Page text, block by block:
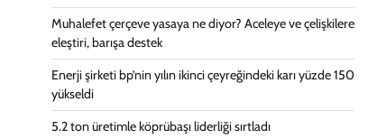
Muhalefet çerçeve yasaya ne diyor? Aceleye ve çelişkilere
eleştiri, barışa destek
Enerji şirketi bp’nin yılın ikinci çeyreğindeki karı yüzde 150
yükseldi
5.2 ton üretimle köprübaşı liderliği sırtladı